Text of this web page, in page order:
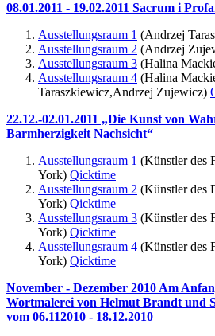
08.01.2011 - 19.02.2011 Sacrum i
Ausstellungsraum 1 (Andrzej
Ausstellungsraum 2 (Andrzej
Ausstellungsraum 3 (Halina
Ausstellungsraum 4 (Halina
Taraszkiewicz,Andrzej Zujewicz)
22.12.-02.01.2011 „Die Kunst von
Barmherzigkeit Nachsicht“
Ausstellungsraum 1 (Künstler des
York) Qicktime
Ausstellungsraum 2 (Künstler des
York) Qicktime
Ausstellungsraum 3 (Künstler des
York) Qicktime
Ausstellungsraum 4 (Künstler des
York) Qicktime
November - Dezember 2010 Am
Wortmalerei von Helmut Brandt und
vom 06.112010 - 18.12.2010